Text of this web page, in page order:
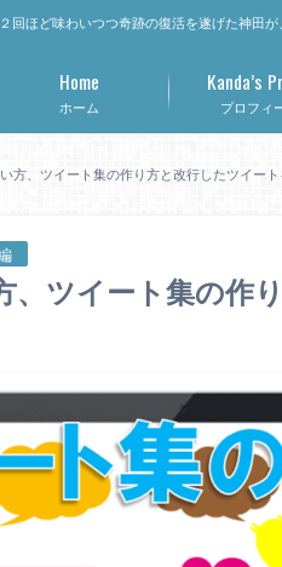
回ほど味わいつつ奇跡の復活を遂げた神田
ホーム
Home
プロフィ
Kanda’s
方、ツイート集の作り方と改行したツイート
ツイート集の作